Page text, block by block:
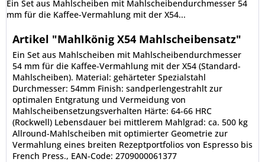
Ein Set aus Mahlscheiben mit Mahlscheibendurchmesser 54
mm für die Kaffee-Vermahlung mit der X54...
Artikel "Mahlkönig X54 Mahlscheibensatz"
Ein Set aus Mahlscheiben mit Mahlscheibendurchmesser
54 mm für die Kaffee-Vermahlung mit der X54 (Standard-
Mahlscheiben). Material: gehärteter Spezialstahl
Durchmesser: 54mm Finish: sandperlengestrahlt zur
optimalen Entgratung und Vermeidung von
Mahlscheibensetzungsverhalten Härte: 64-66 HRC
(Rockwell) Lebensdauer bei mittlerem Mahlgrad: ca. 500 kg
Allround-Mahlscheiben mit optimierter Geometrie zur
Vermahlung eines breiten Rezeptportfolios von Espresso bis
French Press., EAN-Code: 2709000061377